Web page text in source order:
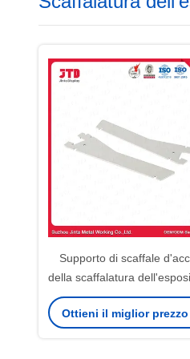
Supporto di scaffale
della scaffalatura
della gondola del sostegno
Ottieni il miglior prezzo